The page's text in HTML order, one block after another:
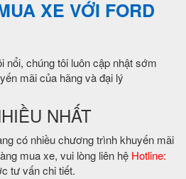
XE VỚI FORD
nổi, chúng tôi luôn cập nhật sớm
mãi của hãng và đại lý
NHẤT
có nhiều chương trình khuyến mãi
mua xe, vui lòng liên hệ Hotline:
tư vấn chi tiết.